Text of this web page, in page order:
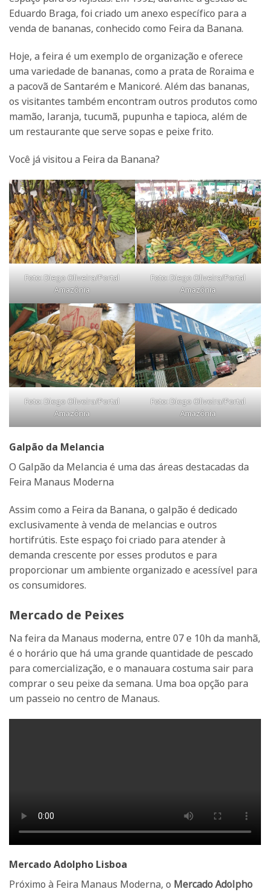
Eduardo Braga, foi criado um anexo específico para a
venda de bananas, conhecido como Feira da Banana.
Hoje, a feira é um exemplo de organização e oferece
uma variedade de bananas, como a prata de Roraima e
a pacovã de Santarém e Manicoré. Além das bananas,
os visitantes também encontram outros produtos como
mamão, laranja, tucumã, pupunha e tapioca, além de
um restaurante que serve sopas e peixe frito.
Você já visitou a Feira da Banana?
Foto: Diego Oliveira/Portal
Amazônia
Foto: Diego Oliveira/Portal
Amazônia
Foto: Diego Oliveira/Portal
Amazônia
Foto: Diego Oliveira/Portal
Amazônia
Galpão da Melancia
O Galpão da Melancia é uma das áreas destacadas da
Feira Manaus Moderna
Assim como a Feira da Banana, o galpão é dedicado
exclusivamente à venda de melancias e outros
hortifrútis. Este espaço foi criado para atender à
demanda crescente por esses produtos e para
proporcionar um ambiente organizado e acessível para
os consumidores.
Mercado de Peixes
Na feira da Manaus moderna, entre 07 e 10h da manhã,
é o horário que há uma grande quantidade de pescado
para comercialização, e o manauara costuma sair para
comprar o seu peixe da semana. Uma boa opção para
um passeio no centro de Manaus.
Mercado Adolpho Lisboa
Próximo à Feira Manaus Moderna, o Mercado Adolpho